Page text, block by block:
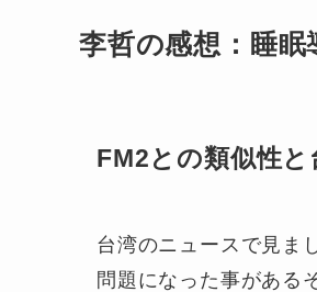
李哲の感想：睡眠
FM2との類似性
台湾のニュースで見ま
問題になった事がある